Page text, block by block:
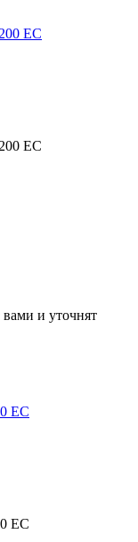
EC
EC
и уточнят
EC
EC